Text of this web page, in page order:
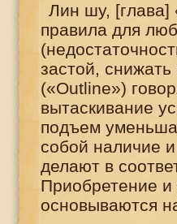
Лин шу, [глава]
правила для
застой,
(«Outline»)
вытаскивание
подъем
собой наличие
делают в
Приобретение
основываются